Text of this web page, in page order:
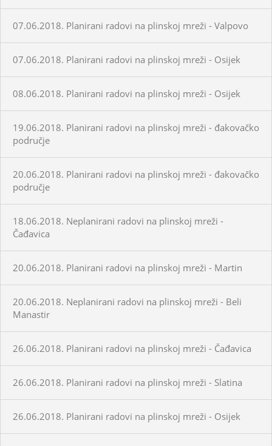
07.06.2018. Planirani radovi na plinskoj mreži - Valpovo
07.06.2018. Planirani radovi na plinskoj mreži - Osijek
08.06.2018. Planirani radovi na plinskoj mreži - Osijek
19.06.2018. Planirani radovi na plinskoj mreži - đakovačko
područje
20.06.2018. Planirani radovi na plinskoj mreži - đakovačko
područje
18.06.2018. Neplanirani radovi na plinskoj mreži -
Čađavica
20.06.2018. Planirani radovi na plinskoj mreži - Martin
20.06.2018. Neplanirani radovi na plinskoj mreži - Beli
Manastir
26.06.2018. Planirani radovi na plinskoj mreži - Čađavica
26.06.2018. Planirani radovi na plinskoj mreži - Slatina
26.06.2018. Planirani radovi na plinskoj mreži - Osijek